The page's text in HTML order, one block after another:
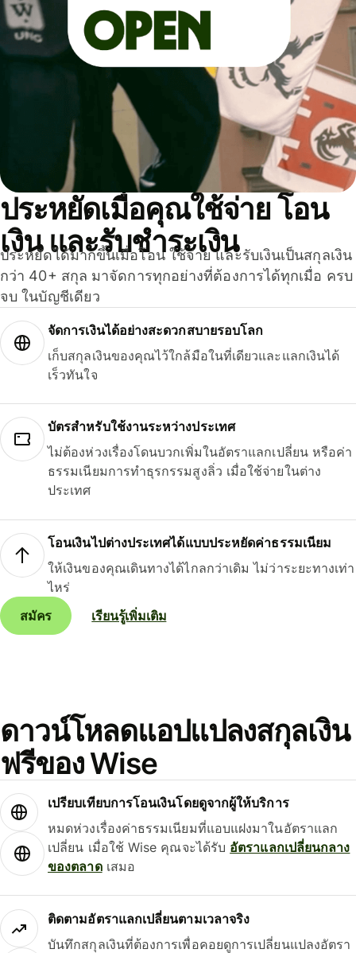
ประหยัดเมื่อคุณใช้จ่าย โอน
เงิน และรับชำระเงิน
ประหยัดได้มากขึ้นเมื่อโอน ใช้จ่าย และรับเงินเป็นสกุลเงิน
กว่า 40+ สกุล มาจัดการทุกอย่างที่ต้องการได้ทุกเมื่อ ครบ
จบ ในบัญชีเดียว
จัดการเงินได้อย่างสะดวกสบายรอบโลก
เก็บสกุลเงินของคุณไว้ใกล้มือในที่เดียวและแลกเงินได้
เร็วทันใจ
บัตรสำหรับใช้งานระหว่างประเทศ
ไม่ต้องห่วงเรื่องโดนบวกเพิ่มในอัตราแลกเปลี่ยน หรือค่า
ธรรมเนียมการทำธุรกรรมสูงลิ่ว เมื่อใช้จ่ายในต่าง
ประเทศ
โอนเงินไปต่างประเทศได้แบบประหยัดค่าธรรมเนียม
ให้เงินของคุณเดินทางได้ไกลกว่าเดิม ไม่ว่าระยะทางเท่า
ไหร่
สมัคร
เรียนรู้เพิ่มเติม
ดาวน์โหลดแอปแปลงสกุลเงิน
ฟรีของ Wise
เปรียบเทียบการโอนเงินโดยดูจากผู้ให้บริการ
หมดห่วงเรื่องค่าธรรมเนียมที่แอบแฝงมาในอัตราแลก
เปลี่ยน เมื่อใช้ Wise คุณจะได้รับ อัตราแลกเปลี่ยนกลาง
ของตลาดเสมอ
ติดตามอัตราแลกเปลี่ยนตามเวลาจริง
บันทึกสกุลเงินที่ต้องการเพื่อคอยดูการเปลี่ยนแปลงอัตรา